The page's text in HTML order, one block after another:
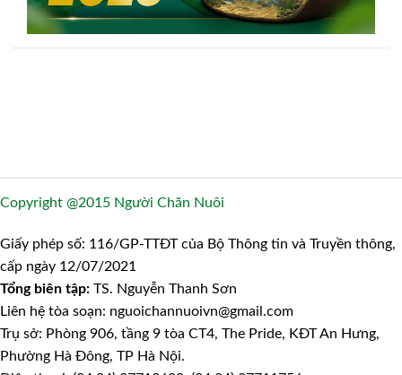
Copyright @2015 Người Chăn Nuôi
Giấy phép số: 116/GP-TTĐT của Bộ Thông tin và Truyền thông,
cấp ngày 12/07/2021
Tổng biên tập: TS. Nguyễn Thanh Sơn
Liên hệ tòa soạn: nguoichannuoivn@gmail.com
Trụ sở: Phòng 906, tầng 9 tòa CT4, The Pride, KĐT An Hưng,
Phường Hà Đông, TP Hà Nội.